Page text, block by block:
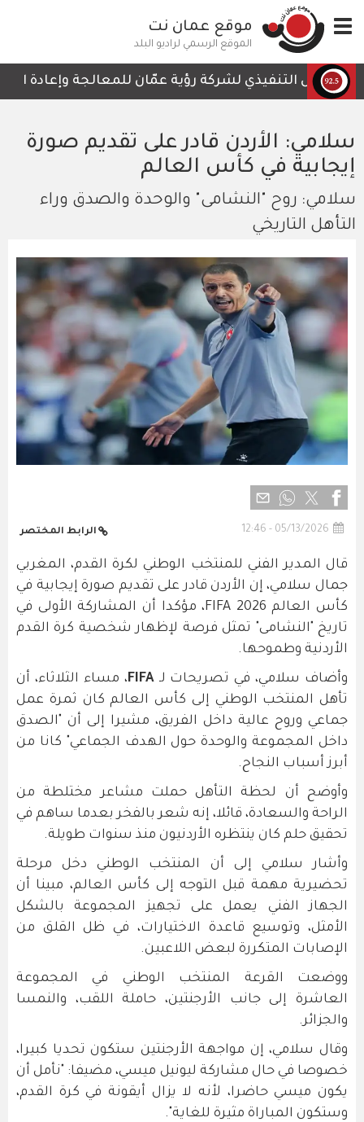
إلى
المحتوى
الرئيسي
Toggle
navigation
موقع عمان نت
الموقع الرسمي لراديو البلد
الرئيس التنفيذي لشركة رؤية عمّان للمعالجة وإعادة
سلامي: الأردن قادر على تقديم صورة
إيجابية في كأس العالم
سلامي: روح "النشامى" والوحدة والصدق وراء
التأهل التاريخي
05/13/2026 - 12:46 الرابط المختصر
قال المدير الفني للمنتخب الوطني لكرة القدم، المغربي
جمال سلامي، إن الأردن قادر على تقديم صورة إيجابية في
كأس العالم FIFA 2026، مؤكدا أن المشاركة الأولى في
تاريخ "النشامى" تمثل فرصة لإظهار شخصية كرة القدم
الأردنية وطموحها.
وأضاف سلامي، في تصريحات لـFIFA، مساء الثلاثاء، أن
تأهل المنتخب الوطني إلى كأس العالم كان ثمرة عمل
جماعي وروح عالية داخل الفريق، مشيرا إلى أن "الصدق
داخل المجموعة والوحدة حول الهدف الجماعي" كانا من
أبرز أسباب النجاح.
وأوضح أن لحظة التأهل حملت مشاعر مختلطة من
الراحة والسعادة، قائلا، إنه شعر بالفخر بعدما ساهم في
تحقيق حلم كان ينتظره الأردنيون منذ سنوات طويلة.
وأشار سلامي إلى أن المنتخب الوطني دخل مرحلة
تحضيرية مهمة قبل التوجه إلى كأس العالم، مبينا أن
الجهاز الفني يعمل على تجهيز المجموعة بالشكل
الأمثل، وتوسيع قاعدة الاختيارات، في ظل القلق من
الإصابات المتكررة لبعض اللاعبين.
ووضعت القرعة المنتخب الوطني في المجموعة
العاشرة إلى جانب الأرجنتين، حاملة اللقب، والنمسا
والجزائر.
وقال سلامي، إن مواجهة الأرجنتين ستكون تحديا كبيرا،
خصوصا في حال مشاركة ليونيل ميسي، مضيفا: "نأمل أن
يكون ميسي حاضرا، لأنه لا يزال أيقونة في كرة القدم،
وستكون المباراة مثيرة للغاية".